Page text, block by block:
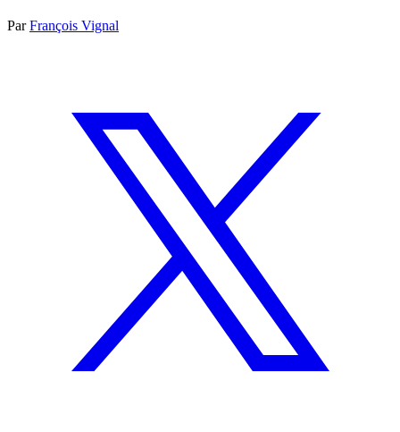
ParFrançois Vignal